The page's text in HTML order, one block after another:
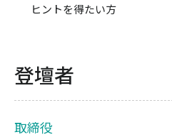
ヒントを得たい方
登壇者
取締役